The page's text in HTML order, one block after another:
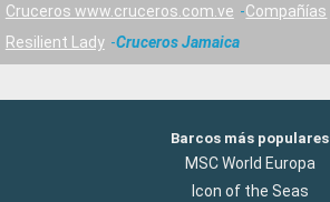
Cruceros www.cruceros.com.ve Compañías
Resilient Lady
Cruceros Jamaica
Barcos más populares
MSC World Europa
Icon of the Seas